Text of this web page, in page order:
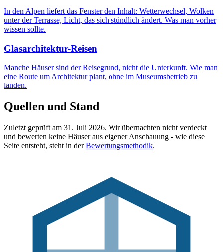
In den Alpen liefert das Fenster den Inhalt: Wetterwechsel, Wolken
unter der Terrasse, Licht, das sich stündlich ändert. Was man vorher
wissen sollte.
Glasarchitektur-Reisen
Manche Häuser sind der Reisegrund, nicht die Unterkunft. Wie man
eine Route um Architektur plant, ohne im Museumsbetrieb zu
landen.
Quellen und Stand
Zuletzt geprüft am 31. Juli 2026. Wir übernachten nicht verdeckt
und bewerten keine Häuser aus eigener Anschauung - wie diese
Seite entsteht, steht in derBewertungsmethodik.